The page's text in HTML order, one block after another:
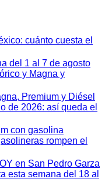
cuánto cuesta el
del 1 al 7 de agosto
y Magna y
Premium y Diésel
de 2026: así queda el
con gasolina
rompen el
en San Pedro Garza
esta semana del 18 al